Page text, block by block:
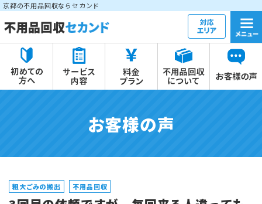
京都の不用品回収ならセカンド
お客様の声
粗大ごみの搬出 不用品回収